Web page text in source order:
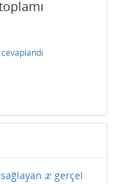
cevaplandı
x
x gerçel